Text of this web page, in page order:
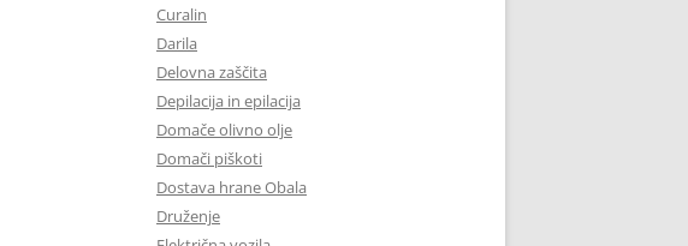
Curalin
Darila
Delovna zaščita
Depilacija in epilacija
Domače olivno olje
Domači piškoti
Dostava hrane Obala
Druženje